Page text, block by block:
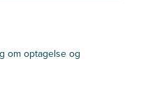
om optagelse og